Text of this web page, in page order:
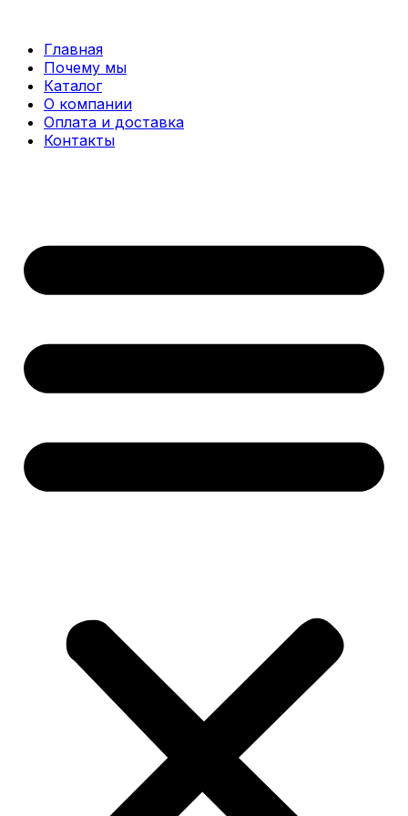
содержимому
Главная
Почему мы
Каталог
О компании
Оплата и доставка
Контакты